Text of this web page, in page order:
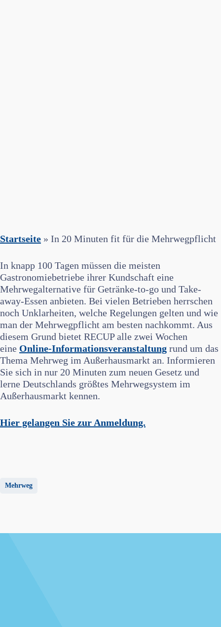
Startseite » In 20 Minuten fit für die Mehrwegpflicht
In knapp 100 Tagen müssen die meisten
Gastronomiebetriebe ihrer Kundschaft eine
Mehrwegalternative für Getränke-to-go und Take-
away-Essen anbieten. Bei vielen Betrieben herrschen
noch Unklarheiten, welche Regelungen gelten und wie
man der Mehrwegpflicht am besten nachkommt. Aus
diesem Grund bietet RECUP alle zwei Wochen
eine Online-Informationsveranstaltung rund um das
Thema Mehrweg im Außerhausmarkt an. Informieren
Sie sich in nur 20 Minuten zum neuen Gesetz und
lerne Deutschlands größtes Mehrwegsystem im
Außerhausmarkt kennen.
Hier gelangen Sie zur Anmeldung.
Mehrweg